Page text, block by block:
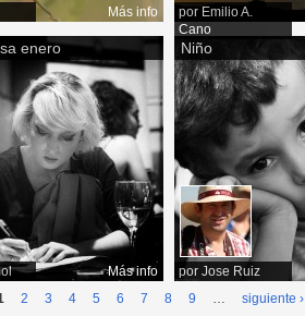
Más info por Emilio A.
Cano
enero
Más info
Niño
por Jose Ruiz
2 3 4 5 6 7 8 9 … siguiente ›